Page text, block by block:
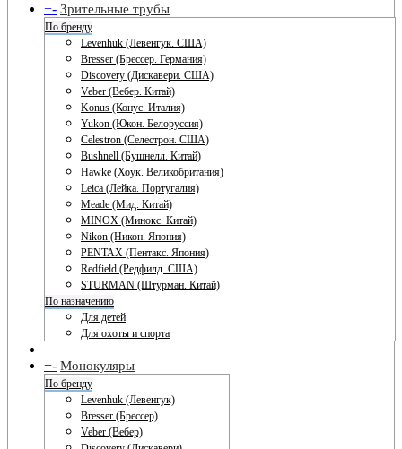
+- Зрительные трубы
По бренду
Levenhuk (Левенгук. США)
Bresser (Брессер. Германия)
Discovery (Дискавери. США)
Veber (Вебер. Китай)
Konus (Конус. Италия)
Yukon (Юкон. Белоруссия)
Celestron (Селестрон. США)
Bushnell (Бушнелл. Китай)
Hawke (Хоук. Великобритания)
Leica (Лейка. Португалия)
Meade (Мид. Китай)
MINOX (Минокс. Китай)
Nikon (Никон. Япония)
PENTAX (Пентакс. Япония)
Redfield (Редфилд. США)
STURMAN (Штурман. Китай)
По назначению
Для детей
Для охоты и спорта
+- Монокуляры
По бренду
Levenhuk (Левенгук)
Bresser (Брессер)
Veber (Вебер)